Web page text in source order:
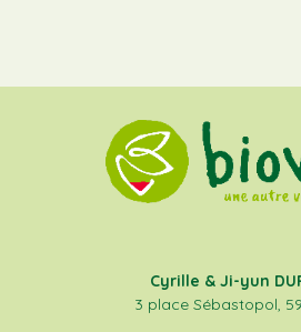
Cyrille & Ji-yun
3 place Sébastopol,